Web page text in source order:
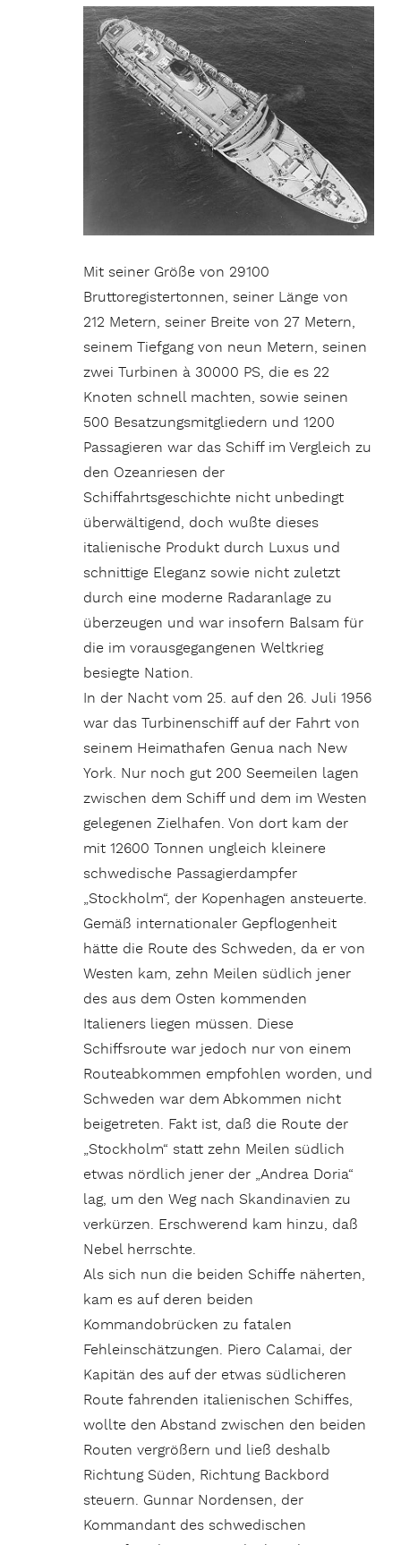
Mit seiner Größe von 29100
Bruttoregistertonnen, seiner Länge von
212 Metern, seiner Breite von 27 Metern,
seinem Tiefgang von neun Metern, seinen
zwei Turbinen à 30000 PS, die es 22
Knoten schnell machten, sowie seinen
500 Besatzungsmitgliedern und 1200
Passagieren war das Schiff im Vergleich zu
den Ozeanriesen der
Schiffahrtsgeschichte nicht unbedingt
überwältigend, doch wußte dieses
italienische Produkt durch Luxus und
schnittige Eleganz sowie nicht zuletzt
durch eine moderne Radaranlage zu
überzeugen und war insofern Balsam für
die im vorausgegangenen Weltkrieg
besiegte Nation.
In der Nacht vom 25. auf den 26. Juli 1956
war das Turbinenschiff auf der Fahrt von
seinem Heimathafen Genua nach New
York. Nur noch gut 200 Seemeilen lagen
zwischen dem Schiff und dem im Westen
gelegenen Zielhafen. Von dort kam der
mit 12600 Tonnen ungleich kleinere
schwedische Passagierdampfer
„Stockholm“, der Kopenhagen ansteuerte.
Gemäß internationaler Gepflogenheit
hätte die Route des Schweden, da er von
Westen kam, zehn Meilen südlich jener
des aus dem Osten kommenden
Italieners liegen müssen. Diese
Schiffsroute war jedoch nur von einem
Routeabkommen empfohlen worden, und
Schweden war dem Abkommen nicht
beigetreten. Fakt ist, daß die Route der
„Stockholm“ statt zehn Meilen südlich
etwas nördlich jener der „Andrea Doria“
lag, um den Weg nach Skandinavien zu
verkürzen. Erschwerend kam hinzu, daß
Nebel herrschte.
Als sich nun die beiden Schiffe näherten,
kam es auf deren beiden
Kommandobrücken zu fatalen
Fehleinschätzungen. Piero Calamai, der
Kapitän des auf der etwas südlicheren
Route fahrenden italienischen Schiffes,
wollte den Abstand zwischen den beiden
Routen vergrößern und ließ deshalb
Richtung Süden, Richtung Backbord
steuern. Gunnar Nordensen, der
Kommandant des schwedischen